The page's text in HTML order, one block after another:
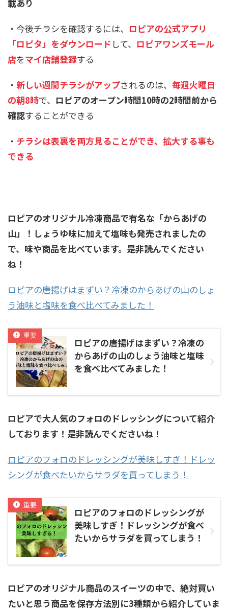
載あり
・今後チラシを確認するには、 ロピアの公式アプリ
「ロピタ」をダウンロード して、 ロピアワンズモール
店をマイ店舗登録する
・ 新しい週間チラシがアップされるのは、 毎週火曜日
の朝8時で、 ロピアのオープン時間10時の2時間前から
確認することができる
・ チラシは表裏を両方見ることができ、拡大する事も
できる
ロピアのオリジナル冷凍商品で有名な「からあげの
山」！しょうゆ味に加えて塩味も発売されましたの
で、味や商品を比べています。是非読んでください
ね！
ロピアの唐揚げはまずい？冷凍のからあげの山のしょ
う油味と塩味を食べ比べてみました！
ロピアの唐揚げはまずい？冷凍の
からあげの山のしょう油味と塩味
を食べ比べてみました！
ロピアで大人気のフォロのドレッシングについて紹介
しております！是非読んでくださいね！
ロピアのフォロのドレッシングが美味しすぎ！ドレッ
シングが食べたいからサラダを買ってしまう！
ロピアのフォロのドレッシングが
美味しすぎ！ドレッシングが食べ
たいからサラダを買ってしまう！
ロピアのオリジナル商品のスイーツの中で、絶対買い
たいと思う商品を保存方法別に3種類から紹介していま